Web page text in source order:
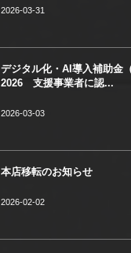
2026-03-31
デジタル化・AI導入補助金
2026 支援事業者に認...
2026-03-03
本店移転のお知らせ
2026-02-02